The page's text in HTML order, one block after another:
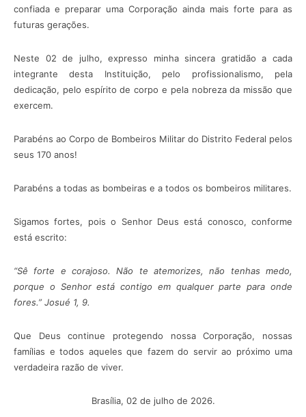
confiada e preparar uma Corporação ainda mais forte para as
futuras gerações.
Neste 02 de julho, expresso minha sincera gratidão a cada
integrante desta Instituição, pelo profissionalismo, pela
dedicação, pelo espírito de corpo e pela nobreza da missão que
exercem.
Parabéns ao Corpo de Bombeiros Militar do Distrito Federal pelos
seus 170 anos!
Parabéns a todas as bombeiras e a todos os bombeiros militares.
Sigamos fortes, pois o Senhor Deus está conosco, conforme
está escrito:
“Sê forte e corajoso. Não te atemorizes, não tenhas medo,
porque o Senhor está contigo em qualquer parte para onde
fores.” Josué 1, 9.
Que Deus continue protegendo nossa Corporação, nossas
famílias e todos aqueles que fazem do servir ao próximo uma
verdadeira razão de viver.
Brasília, 02 de julho de 2026.